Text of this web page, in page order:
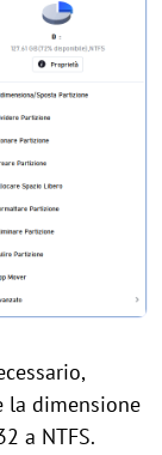
la dimensione
a NTFS.